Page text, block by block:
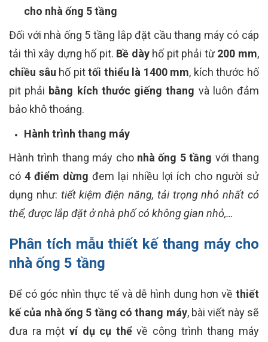
cho nhà ống 5 tầng
Đối với nhà ống 5 tầng lắp đặt cầu thang máy có cáp
tải thì xây dựng hố pit. Bề dàyhố pit phải từ200 mm,
chiều sâu hố pittối thiểu là 1400 mm, kích thước hố
pit phải bằng kích thước giếng thang và luôn đảm
bảo khô thoáng.
Hành trình thang máy
Hành trình thang máy cho nhà ống 5 tầng với thang
có 4 điểm dừng đem lại nhiều lợi ích cho người sử
dụng như: tiết kiệm điện năng, tải trọng nhỏ nhất có
thể, được lắp đặt ở nhà phố có không gian nhỏ,…
Phân tích mẫu thiết kế thang máy cho
nhà ống 5 tầng
Để có góc nhìn thực tế và dễ hình dung hơn về thiết
kế của nhà ống 5 tầng có thang máy, bài viết này sẽ
đưa ra một ví dụ cụ thểvề công trình thang máy